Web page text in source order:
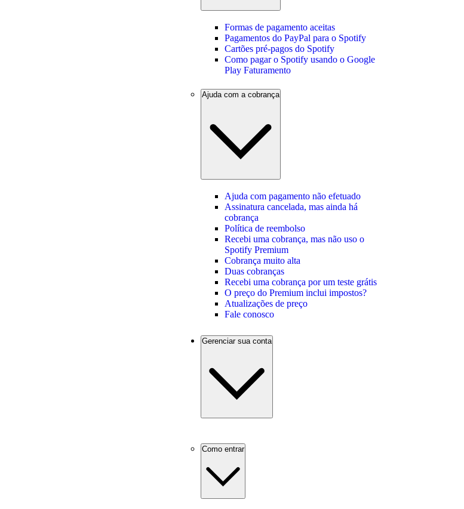
Formas de pagamento aceitas
Pagamentos do PayPal para o Spotify
Cartões pré-pagos do Spotify
Como pagar o Spotify usando o Google
Play Faturamento
Ajuda com a cobrança
Ajuda com pagamento não efetuado
Assinatura cancelada, mas ainda há
cobrança
Política de reembolso
Recebi uma cobrança, mas não uso o
Spotify Premium
Cobrança muito alta
Duas cobranças
Recebi uma cobrança por um teste grátis
O preço do Premium inclui impostos?
Atualizações de preço
Fale conosco
Gerenciar sua conta
Como entrar